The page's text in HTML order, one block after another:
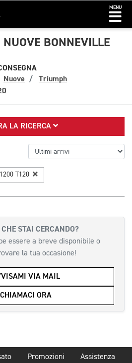
MENU
BONNEVILLE
Nuove
Triumph
LA RICERCA
T120
STAI CERCANDO?
essere a breve disponibile o
la tua occasione!
VIA MAIL
CHIAMACI ORA
Promozioni Assistenza